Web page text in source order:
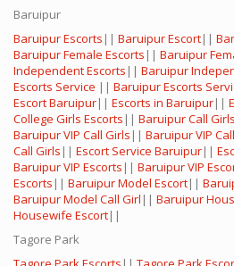
Baruipur
Baruipur Escorts || Baruipur Escort||
Baruipur Female Escorts || Baruipur
Independent Escorts || Baruipur
Escorts Service || Baruipur Escorts
Escort Baruipur|| Escorts in Baruipur||
College Girls Escorts || Baruipur Call Girls
Baruipur VIP Call Girls || Baruipur VIP
Call Girls || Escort Service Baruipur||
Baruipur VIP Escorts || Baruipur VIP
Escorts || Baruipur Model Escort||
Baruipur Model Call Girl || Baruipur
Housewife Escort||
Tagore Park